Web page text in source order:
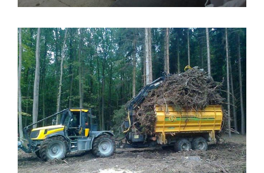
Fastrac 2170 +vyvážečka